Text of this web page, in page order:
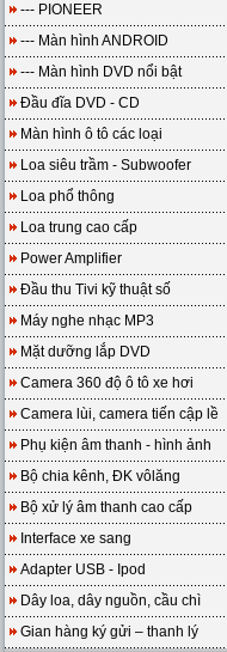
--- PIONEER
--- Màn hình ANDROID
--- Màn hình DVD nổi bật
Đầu đĩa DVD - CD
Màn hình ô tô các loại
Loa siêu trầm - Subwoofer
Loa phổ thông
Loa trung cao cấp
Power Amplifier
Đầu thu Tivi kỹ thuật số
Máy nghe nhạc MP3
Mặt dưỡng lắp DVD
Camera 360 độ ô tô xe hơi
Camera lùi, camera tiến cập lề
Phụ kiện âm thanh - hình ảnh
Bộ chia kênh, ĐK vôlăng
Bộ xử lý âm thanh cao cấp
Interface xe sang
Adapter USB - Ipod
Dây loa, dây nguồn, cầu chì
Gian hàng ký gửi – thanh lý